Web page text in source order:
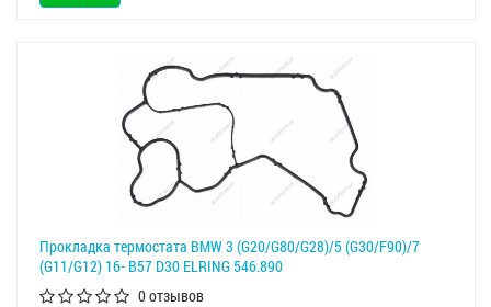
Прокладка термостата BMW 3 (G20/G80/G28)/5 (G30/F90)/7
(G11/G12) 16- B57 D30 ELRING 546.890
0 отзывов